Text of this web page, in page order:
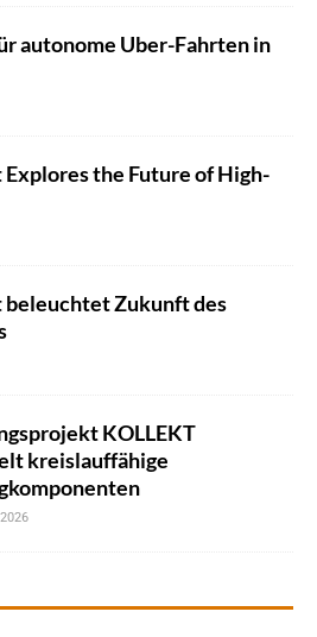
autonome Uber-Fahrten in
the Future of High-
beleuchtet Zukunft des
KOLLEKT
kreislauffähige